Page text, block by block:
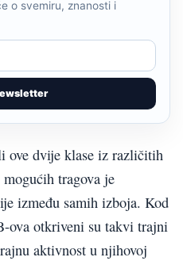
o svemiru, znanosti i
ove dvije klase iz različitih
tragova je
između samih izboja. Kod
ova otkriveni su takvi trajni
aktivnost u njihovoj